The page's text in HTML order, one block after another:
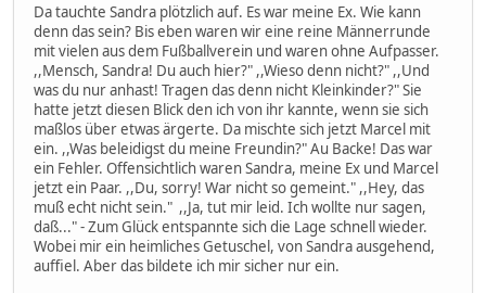
Da tauchte Sandra plötzlich auf. Es war meine Ex. Wie kann
denn das sein? Bis eben waren wir eine reine Männerrunde
mit vielen aus dem Fußballverein und waren ohne Aufpasser.
,,Mensch, Sandra! Du auch hier?" ,,Wieso denn nicht?" ,,Und
was du nur anhast! Tragen das denn nicht Kleinkinder?" Sie
hatte jetzt diesen Blick den ich von ihr kannte, wenn sie sich
maßlos über etwas ärgerte. Da mischte sich jetzt Marcel mit
ein. ,,Was beleidigst du meine Freundin?" Au Backe! Das war
ein Fehler. Offensichtlich waren Sandra, meine Ex und Marcel
jetzt ein Paar. ,,Du, sorry! War nicht so gemeint." ,,Hey, das
muß echt nicht sein." ,,Ja, tut mir leid. Ich wollte nur sagen,
daß..." - Zum Glück entspannte sich die Lage schnell wieder.
Wobei mir ein heimliches Getuschel, von Sandra ausgehend,
auffiel. Aber das bildete ich mir sicher nur ein.